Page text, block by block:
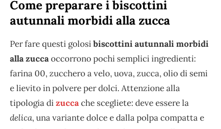
Come preparare i biscottini
autunnali morbidi alla zucca
Per fare questi golosibiscottini autunnali morbidi
alla zuccaoccorrono pochi semplici ingredienti:
farina 00, zucchero a velo, uova, zucca, olio di semi
e lievito in polvere per dolci. Attenzione alla
tipologia dizuccache scegliete: deve essere la
delica, una variante dolce e dalla polpa compatta e